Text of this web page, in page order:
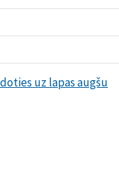
doties uz lapas augšu